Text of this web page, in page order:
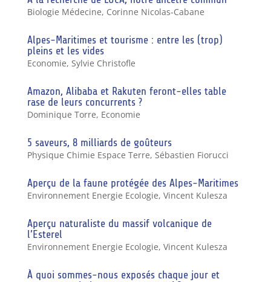
Biologie Médecine, Corinne Nicolas-Cabane
Alpes-Maritimes et tourisme : entre les (trop)
pleins et les vides
Economie, Sylvie Christofle
Amazon, Alibaba et Rakuten feront-elles table
rase de leurs concurrents ?
Dominique Torre, Economie
5 saveurs, 8 milliards de goûteurs
Physique Chimie Espace Terre, Sébastien Fiorucci
Aperçu de la faune protégée des Alpes-Maritimes
Environnement Energie Ecologie, Vincent Kulesza
Aperçu naturaliste du massif volcanique de
l’Esterel
Environnement Energie Ecologie, Vincent Kulesza
À quoi sommes-nous exposés chaque jour et